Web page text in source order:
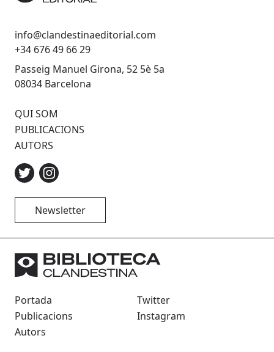
info@clandestinaeditorial.com
+34 676 49 66 29
Passeig Manuel Girona, 52 5è 5a
08034 Barcelona
QUI SOM
PUBLICACIONS
AUTORS
Newsletter
Portada
Publicacions
Autors
Twitter
Instagram